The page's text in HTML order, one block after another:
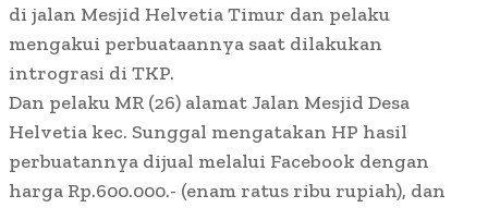
di jalan Mesjid Helvetia Timur dan pelaku
mengakui perbuataannya saat dilakukan
intrograsi di TKP.
Dan pelaku MR (26) alamat Jalan Mesjid Desa
Helvetia kec. Sunggal mengatakan HP hasil
perbuatannya dijual melalui Facebook dengan
harga Rp.600.000.- (enam ratus ribu rupiah), dan